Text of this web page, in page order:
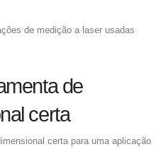
de medição a laser usadas
de
certa
certa para uma aplicação